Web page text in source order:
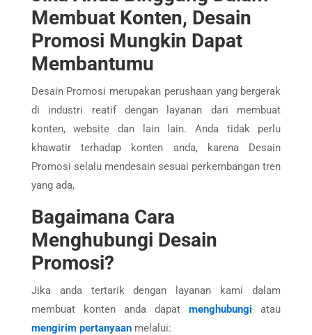
Membuat Konten, Desain
Promosi Mungkin Dapat
Membantumu
Desain Promosi merupakan perushaan yang bergerak
di industri reatif dengan layanan dari membuat
konten, website dan lain lain. Anda tidak perlu
khawatir terhadap konten anda, karena Desain
Promosi selalu mendesain sesuai perkembangan tren
yang ada,
Bagaimana Cara
Menghubungi Desain
Promosi?
Jika anda tertarik dengan layanan kami dalam
membuat konten anda dapatmenghubungi atau
mengirim pertanyaanmelalui: